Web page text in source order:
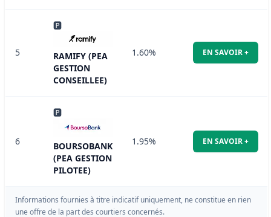
5
🅿
RAMIFY (PEA
GESTION
CONSEILLEE)
1.60% EN SAVOIR +
6
🅿
BOURSOBANK
(PEA GESTION
PILOTEE)
1.95% EN SAVOIR +
Informations fournies à titre indicatif uniquement, ne constitue en rien
une offre de la part des courtiers concernés.